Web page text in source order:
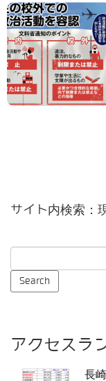
サイト内検索
アクセスラ
長